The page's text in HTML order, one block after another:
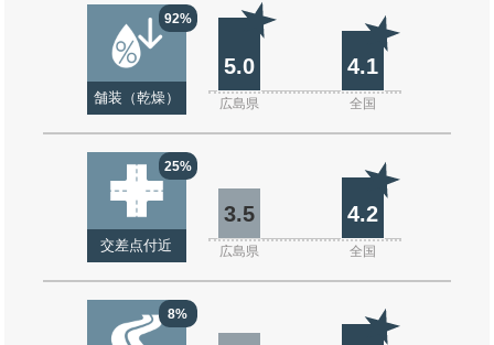
92%
舗装（乾燥）
5.0 4.1
広島県 全国
25%
交差点付近
3.5 4.2
広島県 全国
8%